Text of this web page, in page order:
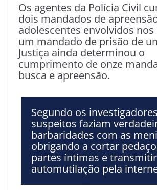
Os agentes da Polícia Civil
dois mandados de
adolescentes envolvidos
um mandado de prisão de
Justiça ainda determinou o
cumprimento de onze
busca e apreensão.
Segundo os
suspeitos faziam
barbaridades com as
obrigando a cortar
partes íntimas e
automutilação pela